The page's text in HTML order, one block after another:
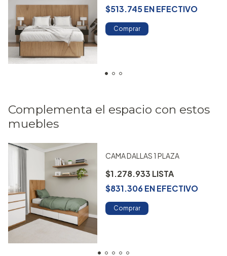
$513.745ENEFECTIVO
Comprar
Complementa el espacio con estos
muebles
CAMA DALLAS 1 PLAZA
$1.278.933
$831.306ENEFECTIVO
Comprar